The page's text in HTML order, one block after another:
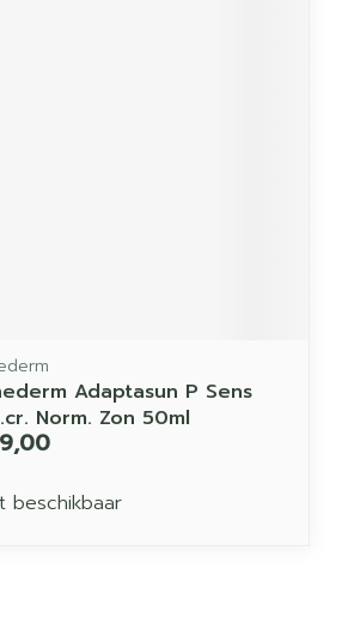
Adaptasun P Sens
Norm. Zon 50ml
beschikbaar